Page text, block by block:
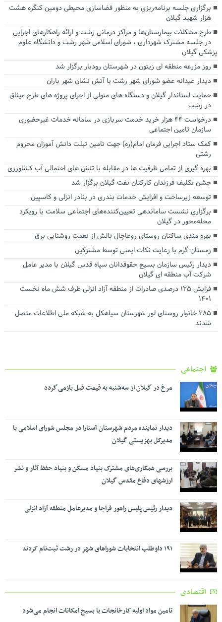
برگزاری جلسه برنامه‌ریزی به منظور فضاسازی محیطی دومین کنگره هشت
هزار شهید گیلان
طرح مشکلات بیمارستان‌ها و مراکز درمانی رشت و ارائه راهکارهای اجرایی
در جلسه مشترک شهرداری ، شورای اسلامی شهر رشت و دانشگاه علوم
پزشکی گیلان
روز مزرعه منطقه ای زیتون در شهرستان رودبار برگزار شد
دیدار عیدانه عضو شورای شهر رشت با آتش نشان شهر باران
حمایت استاندار گیلان و دستگاه های متولی از اجرای پروژه های طرح میثاق
در رشت
درخواست ۴۴ هزار خرید خدمت سربازی در سامانه خدمات غیرحضوری
سازمان تامین اجتماعی
کمک ستاد اجرایی فرمان امام(ره) جهت تامین تبلت دانش آموزان محروم
رشتی
بهره گیری از تمامی ظرفیت ها در مقابله با تنش های احتمالی آب کشاورزی
جشن تکلیف فرزندان کارکنان نفت گیلان برگزار شد
توسعه زیرساخت و افزایش خدمات بندری در بنادر انزلی و کاسپین
برگزاری نشست ساماندهی تعیین‌کننده‌های اجتماعی سلامت با رویکرد
محله‌محور در گیلان
بهره مندی ساکنان روستای روعاچال تالش از نعمت روشنایی برق
زمستان گرم با رعایت نکات ایمنی توسط مشترکین
دیدار رئیس سازمان بسیج حقوقدانان سپاه قدس گیلان با مدیر عامل
شرکت آب منطقه ای گیلان
فزایش ۱۲۵ درصدی صادرات از منطقه آزاد انزلی ظرف شش ماه نخست
۱۴۰۱
۲۸۵ خانوار روستای لور شهرستان سیاهکل به شبکه ملی اطلاعات متصل
شدند
اجتماعی
مرغ در گیلان از سه‌شنبه به قیمت قبل بازمی گردد
دیدار نماینده مردم شهرستان آستارا در مجلس شورای اسلامی با
مدیرکل بهزیستی گیلان
بررسی همکاری‌های مشترک بنیاد مسکن و بنیاد حفظ آثار و نشر
ارزشهای دفاع مقدس گیلان
دیدار رئیس پلیس راهور فراجا و مدیرعامل منطقه آزاد انزلی
۱۹۱ داوطلب انتخابات شوراهای شهر در رشت ثبت‌نام کردند
اقتصادی
تامین مواد اولیه کارخانجات با بسیج امکانات انجام می‌شود